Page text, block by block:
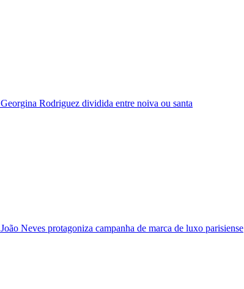
Georgina Rodriguez dividida entre noiva ou santa
João Neves protagoniza campanha de marca de luxo parisiense